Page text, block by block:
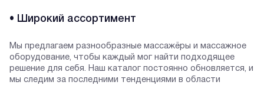
• Широкий ассортимент
Мы предлагаем разнообразные массажёры и массажное
оборудование, чтобы каждый мог найти подходящее
решение для себя. Наш каталог постоянно обновляется, и
мы следим за последними тенденциями в области